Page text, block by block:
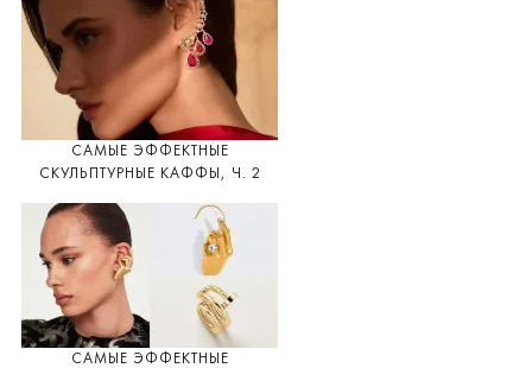
САМЫЕ ЭФФЕКТНЫЕ
СКУЛЬПТУРНЫЕ КАФФЫ, Ч. 2
САМЫЕ ЭФФЕКТНЫЕ